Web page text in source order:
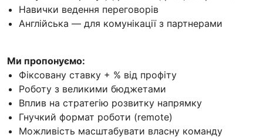
Навички ведення переговорів
Англійська — для комунікації з партнерами
Ми пропонуємо:
Фіксовану ставку + % від профіту
Роботу з великими бюджетами
Вплив на стратегію розвитку напрямку
Гнучкий формат роботи (remote)
Можливість масштабувати власну команду